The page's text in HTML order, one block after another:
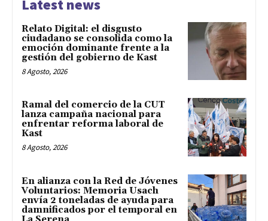
Latest news
Relato Digital: el disgusto
ciudadano se consolida como la
emoción dominante frente a la
gestión del gobierno de Kast
8 Agosto, 2026
Ramal del comercio de la CUT
lanza campaña nacional para
enfrentar reforma laboral de
Kast
8 Agosto, 2026
En alianza con la Red de Jóvenes
Voluntarios: Memoria Usach
envía 2 toneladas de ayuda para
damnificados por el temporal en